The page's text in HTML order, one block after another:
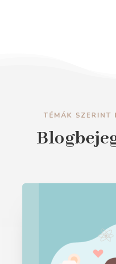
TÉMÁK SZERINT